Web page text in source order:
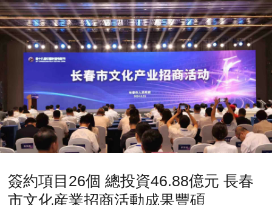
簽約項目26個 總投資46.88億元 長春
市文化産業招商活動成果豐碩